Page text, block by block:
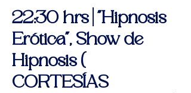
22:30 hrs | "Hipnosis
Erótica", Show de
Hipnosis (
CORTESÍAS